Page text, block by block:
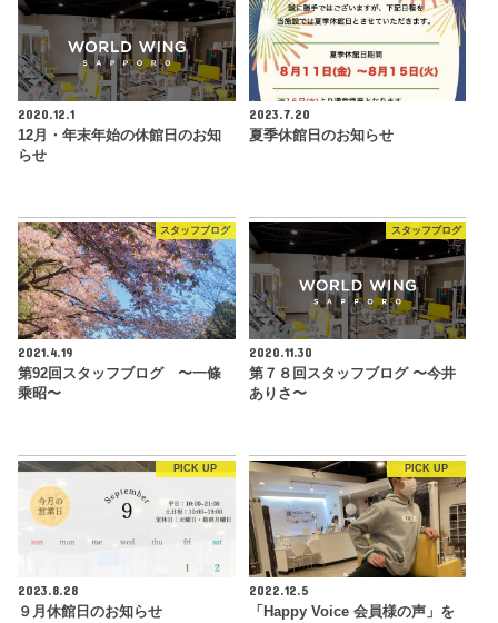
2020.12.1
12月・年末年始の休館日のお知
らせ
2023.7.20
夏季休館日のお知らせ
スタッフブログ
2021.4.19
第92回スタッフブログ 〜一條
乘昭〜
スタッフブログ
2020.11.30
第７８回スタッフブログ 〜今井
ありさ〜
PICK UP
2023.8.28
９月休館日のお知らせ
PICK UP
2022.12.5
「Happy Voice 会員様の声」を